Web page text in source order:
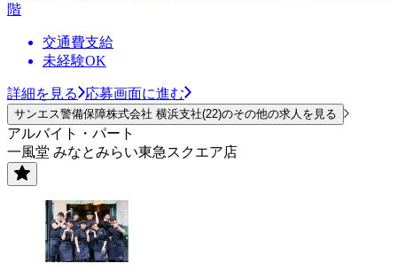
階
交通費支給
未経験OK
詳細を見る 応募画面に進む
サンエス警備保障株式会社 横浜支社(22)のその他の求人を見る
アルバイト・パート
一風堂 みなとみらい東急スクエア店